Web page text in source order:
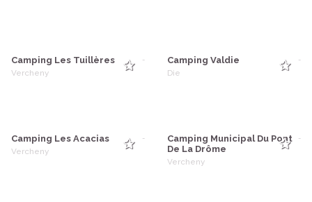
-
Camping Les Tuillères
Vercheny
-
Camping Valdie
Die
-
Camping Les Acacias
Vercheny
-
Camping Municipal Du Pont
De La Drôme
Vercheny